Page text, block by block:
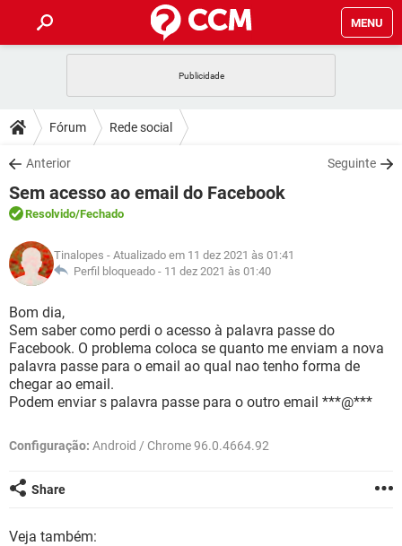
MENU
CELULAR
OUTLOOK
INSTAGRAM GMAIL
GUIA DE COMPRAS
DICAS
JOGOS
OUTLOOK
INSTAGRAM
GUIA DE COMPRAS
DOWNLOADS
JOGOS WHATSAPP
CELULAR
OUTLOOK EXCEL
INSTAGRAM
GUIA DE COMPRAS
FÓRUM
JOGOS
CELULAR FACEBOOK
INSTAGRAM GMAIL
GUIA DE COMPRAS
GLOSSÁRIO
JOGOS
CELULAR
OUTLOOK EXCEL
INSTAGRAM
GUIA DE COMPRAS
Fórum Rede social
Anterior Seguinte
Sem acesso ao email do Facebook
Resolvido/Fechado
Tinalopes - Atualizado em 11 dez 2021 às 01:41
Perfil bloqueado - 11 dez 2021 às 01:40
Bom dia,
Sem saber como perdi o acesso à palavra passe do
Facebook. O problema coloca se quanto me enviam a nova
palavra passe para o email ao qual nao tenho forma de
chegar ao email.
Podem enviar s palavra passe para o outro email ***@***
Configuração: Android / Chrome 96.0.4664.92
Share
Veja também: